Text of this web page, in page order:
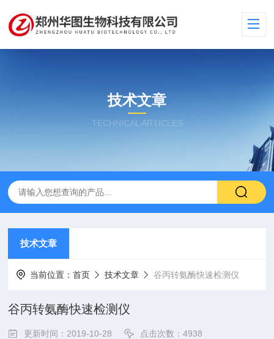
技术文章
TECHNICAL ARTICLES
技术文章
当前位置：首页 技术文章 谷丙转氨酶快速检测仪
谷丙转氨酶快速检测仪
更新时间：2019-10-28 点击次数：4938